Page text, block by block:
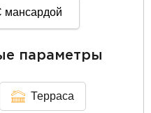
мансардой
параметры
Терраса